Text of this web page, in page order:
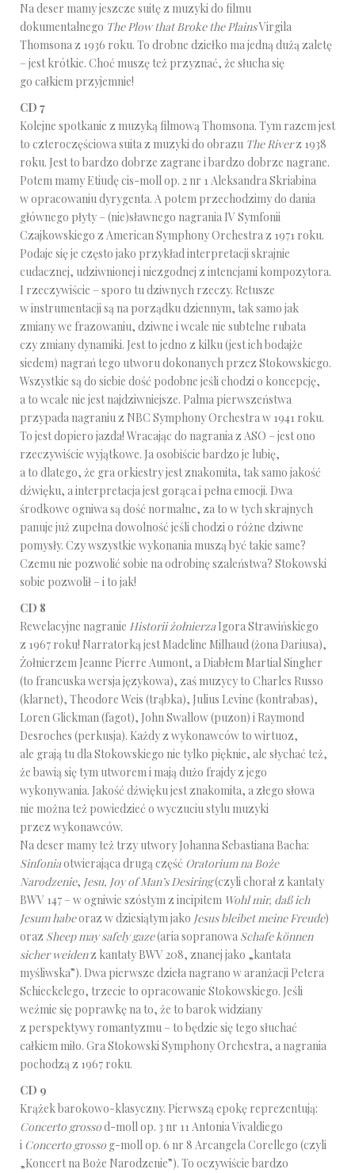
Na deser mamy jeszcze suitę z muzyki do filmu
dokumentalnego The Plow that Broke the PlainsVirgila
Thomsona z 1936 roku. To drobne dziełko ma jedną dużą zaletę
– jest krótkie. Choć muszę też przyznać, że słucha się
go całkiem przyjemnie!
CD 7
Kolejne spotkanie z muzyką filmową Thomsona. Tym razem jest
to czteroczęściowa suita z muzyki do obrazu The Riverz 1938
roku. Jest to bardzo dobrze zagrane i bardzo dobrze nagrane.
Potem mamy Etiudę cis-moll op. 2 nr 1 Aleksandra Skriabina
w opracowaniu dyrygenta. A potem przechodzimy do dania
głównego płyty – (nie)sławnego nagrania IV Symfonii
Czajkowskiego z American Symphony Orchestra z 1971 roku.
Podaje się je często jako przykład interpretacji skrajnie
cudacznej, udziwnionej i niezgodnej z intencjami kompozytora.
I rzeczywiście – sporo tu dziwnych rzeczy. Retusze
w instrumentacji są na porządku dziennym, tak samo jak
zmiany we frazowaniu, dziwne i wcale nie subtelne rubata
czy zmiany dynamiki. Jest to jedno z kilku (jest ich bodajże
siedem) nagrań tego utworu dokonanych przez Stokowskiego.
Wszystkie są do siebie dość podobne jeśli chodzi o koncepcję,
a to wcale nie jest najdziwniejsze. Palma pierwszeństwa
przypada nagraniu z NBC Symphony Orchestra w 1941 roku.
To jest dopiero jazda! Wracając do nagrania z ASO – jest ono
rzeczywiście wyjątkowe. Ja osobiście bardzo je lubię,
a to dlatego, że gra orkiestry jest znakomita, tak samo jakość
dźwięku, a interpretacja jest gorąca i pełna emocji. Dwa
środkowe ogniwa są dość normalne, za to w tych skrajnych
panuje już zupełna dowolność jeśli chodzi o różne dziwne
pomysły. Czy wszystkie wykonania muszą być takie same?
Czemu nie pozwolić sobie na odrobinę szaleństwa? Stokowski
sobie pozwolił – i to jak!
CD 8
Rewelacyjne nagranie Historii żołnierza Igora Strawińskiego
z 1967 roku! Narratorką jest Madeline Milhaud (żona Dariusa),
Żołnierzem Jeanne Pierre Aumont, a Diabłem Martial Singher
(to francuska wersja językowa), zaś muzycy to Charles Russo
(klarnet), Theodore Weis (trąbka), Julius Levine (kontrabas),
Loren Glickman (fagot), John Swallow (puzon) i Raymond
Desroches (perkusja). Każdy z wykonawców to wirtuoz,
ale grają tu dla Stokowskiego nie tylko pięknie, ale słychać też,
że bawią się tym utworem i mają dużo frajdy z jego
wykonywania. Jakość dźwięku jest znakomita, a złego słowa
nie można też powiedzieć o wyczuciu stylu muzyki
przez wykonawców.
Na deser mamy też trzy utwory Johanna Sebastiana Bacha:
Sinfoniaotwierająca drugą część Oratorium na Boże
Narodzenie, Jesu, Joy of Man’s Desiring(czyli chorał z kantaty
BWV 147 – w ogniwie szóstym z incipitem Wohl mir, daß ich
Jesum habeoraz w dziesiątym jako Jesus bleibet meine Freude)
oraz Sheep may safely gaze(aria sopranowa Schafe können
sicher weidenz kantaty BWV 208, znanej jako „kantata
myśliwska”). Dwa pierwsze dzieła nagrano w aranżacji Petera
Schieckelego, trzecie to opracowanie Stokowskiego. Jeśli
weźmie się poprawkę na to, że to barok widziany
z perspektywy romantyzmu – to będzie się tego słuchać
całkiem miło. Gra Stokowski Symphony Orchestra, a nagrania
pochodzą z 1967 roku.
CD 9
Krążek barokowo-klasyczny. Pierwszą epokę reprezentują:
Concerto grossod-moll op. 3 nr 11 Antonia Vivaldiego
i Concerto grosso g-moll op. 6 nr 8 Arcangela Corellego (czyli
„Koncert na Boże Narodzenie”). To oczywiście bardzo